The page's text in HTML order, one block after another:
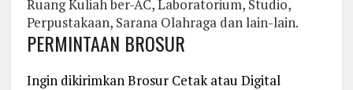
Ruang Kuliah ber-AC, Laboratorium, Studio,
Perpustakaan, Sarana Olahraga dan lain-lain.
PERMINTAAN BROSUR
Ingin dikirimkan Brosur Cetak atau Digital